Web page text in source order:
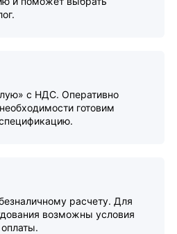
с НДС. Оперативно
готовим
расчету. Для
возможны условия